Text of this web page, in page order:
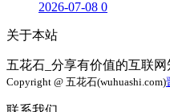
2026-07-08 0
关于本站
五花石_分享有价值的互联网
Copyright @ 五花石(wuhuashi.com)